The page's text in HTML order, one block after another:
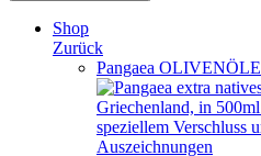
Shop
Zurück
Pangaea OLIVENÖLE